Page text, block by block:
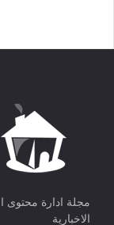
مجلة ادارة محتوى
الاخبارية